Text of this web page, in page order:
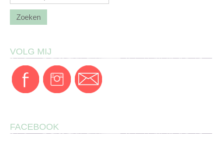
VOLG MIJ
FACEBOOK